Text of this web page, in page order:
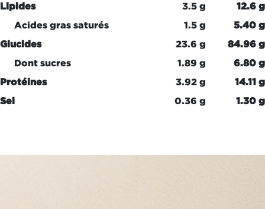
Lipides
3.5 g
12.6 g
Acides gras saturés
1.5 g
5.40 g
Glucides
23.6 g
84.96 g
Dont sucres
1.89 g
6.80 g
Protéines
3.92 g
14.11 g
Sel
0.36 g 1.30 g